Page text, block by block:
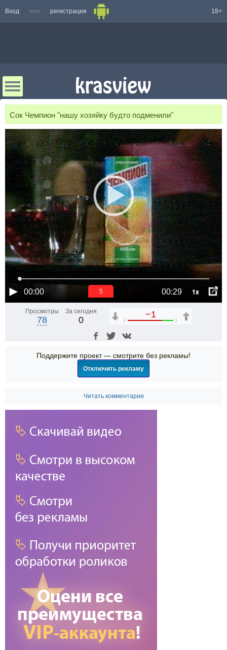
Вход или регистрация 18+
Сок Чемпион "нашу хозяйку будто подменили"
00:00 00:29 1x
5
Просмотры
78
За сегодня
0
−1
2 1
Поддержите проект — смотрите без рекламы!
Отключить рекламу
Читать комментарии